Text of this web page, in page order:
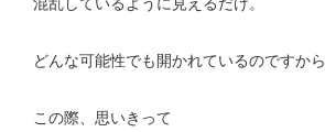
混乱しているように見えるだけ。
どんな可能性でも開かれているのですから
この際、思いきって